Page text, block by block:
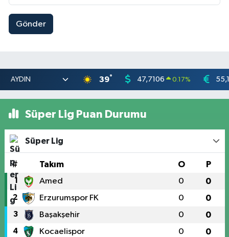
Gönder
39° 47,7106 0.17%
Süper Lig Puan Durumu
Süper Lig
# Takım O P
1 Amed 0 0
2 Erzurumspor FK 0 0
3 Başakşehir 0 0
4 Kocaelispor 0 0